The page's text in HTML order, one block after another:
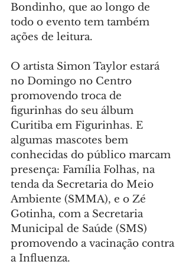
Bondinho, que ao longo de
todo o evento tem também
ações de leitura.
O artista Simon Taylor estará
no Domingo no Centro
promovendo troca de
figurinhas do seu álbum
Curitiba em Figurinhas. E
algumas mascotes bem
conhecidas do público marcam
presença: Família Folhas, na
tenda da Secretaria do Meio
Ambiente (SMMA), e o Zé
Gotinha, com a Secretaria
Municipal de Saúde (SMS)
promovendo a vacinação contra
a Influenza.